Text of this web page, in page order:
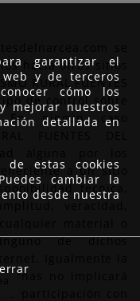
hacía otros sitios
RURAL FUENTES
de control sobre
ningún caso
FUENTES DEL
a un sitio
técnica,
veracidad,
de dichos
no implicará
o participación con
garantizar el
y de terceros
cómo los
mejorar nuestros
detallada en
de estas cookies
cambiar la
desde nuestra